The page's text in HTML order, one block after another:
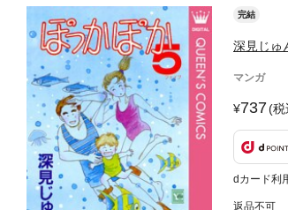
完結
深見じゅ
マンガ
737(税
dカード利
返品不可